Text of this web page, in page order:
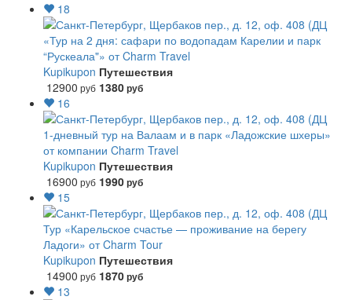
18
«Тур на 2 дня: сафари по водопадам Карелии и парк
“Рускеала"» от Charm Travel
Kupikupon Путешествия
12900 руб 1380руб
16
1-дневный тур на Валаам и в парк «Ладожские шхеры»
от компании Charm Travel
Kupikupon Путешествия
16900 руб 1990руб
15
Тур «Карельское счастье — проживание на берегу
Ладоги» от Charm Tour
Kupikupon Путешествия
14900 руб 1870руб
13